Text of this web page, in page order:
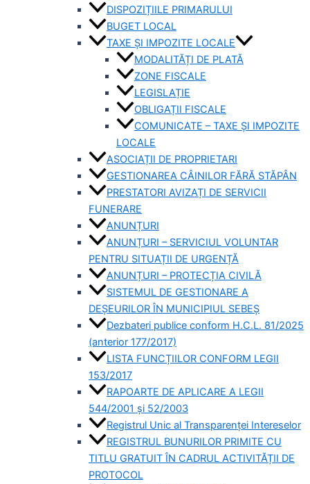
DISPOZIȚIILE PRIMARULUI
BUGET LOCAL
TAXE ȘI IMPOZITE LOCALE
MODALITĂȚI DE PLATĂ
ZONE FISCALE
LEGISLAȚIE
OBLIGAȚII FISCALE
COMUNICATE – TAXE ȘI IMPOZITE
LOCALE
ASOCIAȚII DE PROPRIETARI
GESTIONAREA CÂINILOR FĂRĂ STĂPÂN
PRESTATORI AVIZAȚI DE SERVICII
FUNERARE
ANUNȚURI
ANUNȚURI – SERVICIUL VOLUNTAR
PENTRU SITUAȚII DE URGENȚĂ
ANUNȚURI – PROTECȚIA CIVILĂ
SISTEMUL DE GESTIONARE A
DEȘEURILOR ÎN MUNICIPIUL SEBEȘ
Dezbateri publice conform H.C.L. 81/2025
(anterior 177/2017)
LISTA FUNCȚIILOR CONFORM LEGII
153/2017
RAPOARTE DE APLICARE A LEGII
544/2001 și 52/2003
Registrul Unic al Transparenței Intereselor
REGISTRUL BUNURILOR PRIMITE CU
TITLU GRATUIT ÎN CADRUL ACTIVITĂȚII DE
PROTOCOL